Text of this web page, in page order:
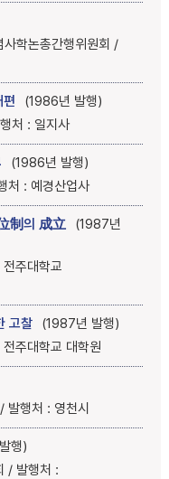
학논총간행위원회 /
(1986년 발행)
처 : 일지사
(1986년 발행)
처 : 예경산업사
制의 成立
(1987년
주대학교
고찰
(1987년 발행)
주대학교 대학원
발행처 : 영천시
행)
/ 발행처 :